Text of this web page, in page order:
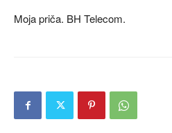
Moja priča. BH Telecom.